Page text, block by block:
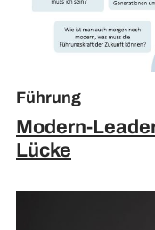
Führung
Modern-
Lücke